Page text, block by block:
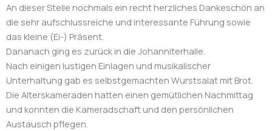
An dieser Stelle nochmals ein recht herzliches Dankeschön an
die sehr aufschlussreiche und interessante Führung sowie
das kleine (Ei-) Präsent.
Dananach ging es zurück in die Johanniterhalle.
Nach einigen lustigen Einlagen und musikalischer
Unterhaltung gab es selbstgemachten Wurstsalat mit Brot.
Die Alterskameraden hatten einen gemütlichen Nachmittag
und konnten die Kameradschaft und den persönlichen
Austausch pflegen.